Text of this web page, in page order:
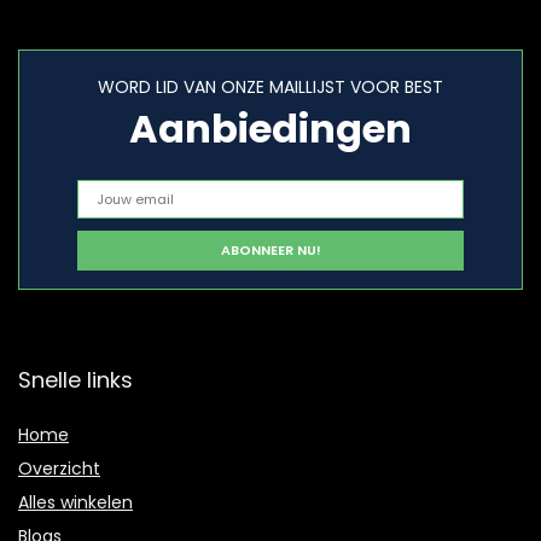
WORD LID VAN ONZE MAILLIJST VOOR BEST
Aanbiedingen
Snelle links
Home
Overzicht
Alles winkelen